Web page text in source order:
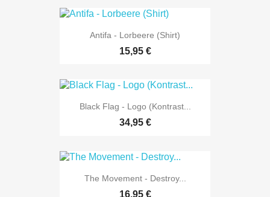
Antifa - Lorbeere (Shirt)
15,95 €
Black Flag - Logo (Kontrast...
34,95 €
The Movement - Destroy...
16,95 €